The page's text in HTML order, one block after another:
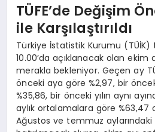
TÜFE’de Değişim
ile Karşılaştırıldı
Türkiye İstatistik Kurumu (TÜİK)
10.00’da açıklanacak olan ekim
merakla bekleniyor. Geçen ay
önceki aya göre %2,97, bir
%35,86, bir önceki yılın aynı
aylık ortalamalara göre %63,47
Ağustos ve temmuz aylarındaki